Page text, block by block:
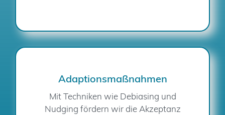
Adaptionsmaßnahmen
Mit Techniken wie Debiasing und
Nudging fördern wir die Akzeptanz